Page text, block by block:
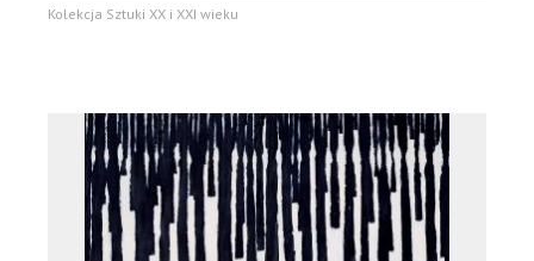
Kolekcja Sztuki XX i XXI wieku